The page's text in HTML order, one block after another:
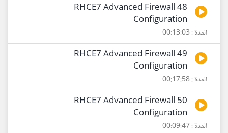
48 RHCE7 Advanced Firewall
Configuration
المدة : 00:13:03
49 RHCE7 Advanced Firewall
Configuration
المدة : 00:17:58
50 RHCE7 Advanced Firewall
Configuration
المدة : 00:09:47